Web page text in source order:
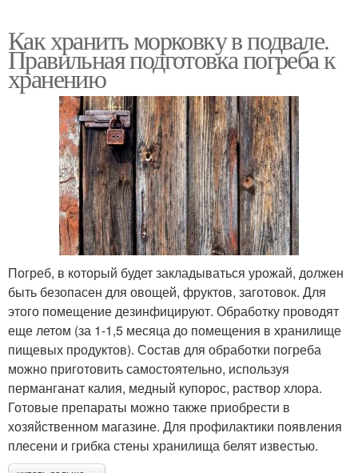
Как хранить морковку в подвале.
Правильная подготовка погреба к
хранению
Погреб, в который будет закладываться урожай, должен
быть безопасен для овощей, фруктов, заготовок. Для
этого помещение дезинфицируют. Обработку проводят
еще летом (за 1-1,5 месяца до помещения в хранилище
пищевых продуктов). Состав для обработки погреба
можно приготовить самостоятельно, используя
перманганат калия, медный купорос, раствор хлора.
Готовые препараты можно также приобрести в
хозяйственном магазине. Для профилактики появления
плесени и грибка стены хранилища белят известью.